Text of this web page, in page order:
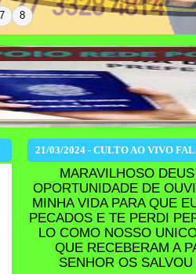
7 8
21/03/2024 - CULTO AO VIVO
MARAVILHOSO
OPORTUNIDADE DE
MINHA VIDA PARA QUE
PECADOS E TE PERDI
LO COMO NOSSO
QUE RECEBERAM A
SENHOR OS